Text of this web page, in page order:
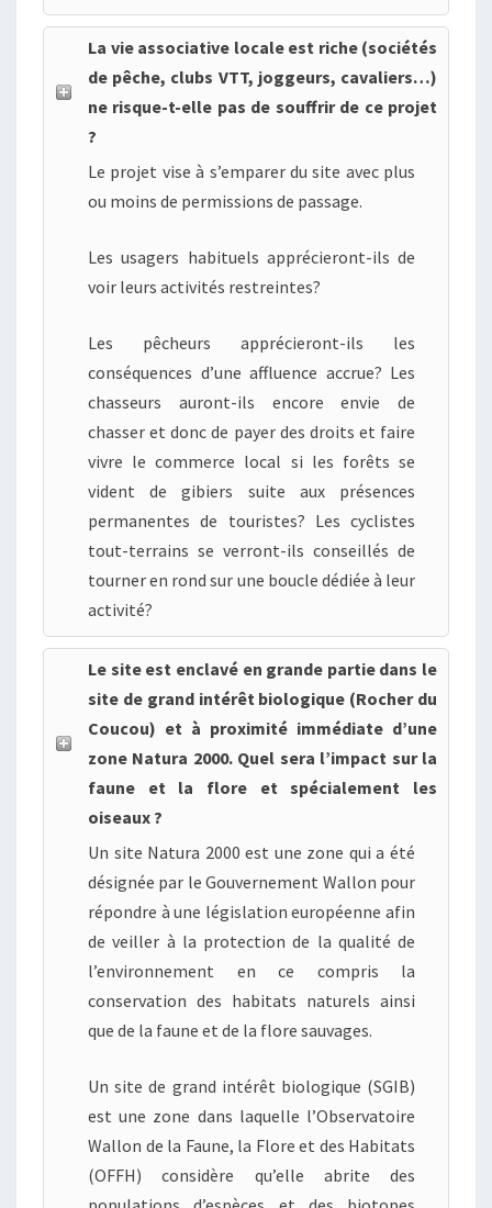
La vie associative locale est riche (sociétés
de pêche, clubs VTT, joggeurs, cavaliers…)
ne risque-t-elle pas de souffrir de ce projet
?
Le projet vise à s’emparer du site avec plus
ou moins de permissions de passage.
Les usagers habituels apprécieront-ils de
voir leurs activités restreintes?
Les pêcheurs apprécieront-ils les
conséquences d’une affluence accrue? Les
chasseurs auront-ils encore envie de
chasser et donc de payer des droits et faire
vivre le commerce local si les forêts se
vident de gibiers suite aux présences
permanentes de touristes? Les cyclistes
tout-terrains se verront-ils conseillés de
tourner en rond sur une boucle dédiée à leur
activité?
Le site est enclavé en grande partie dans le
site de grand intérêt biologique (Rocher du
Coucou) et à proximité immédiate d’une
zone Natura 2000. Quel sera l’impact sur la
faune et la flore et spécialement les
oiseaux ?
Un site Natura 2000 est une zone qui a été
désignée par le Gouvernement Wallon pour
répondre à une législation européenne afin
de veiller à la protection de la qualité de
l’environnement en ce compris la
conservation des habitats naturels ainsi
que de la faune et de la flore sauvages.
Un site de grand intérêt biologique (SGIB)
est une zone dans laquelle l’Observatoire
Wallon de la Faune, la Flore et des Habitats
(OFFH) considère qu’elle abrite des